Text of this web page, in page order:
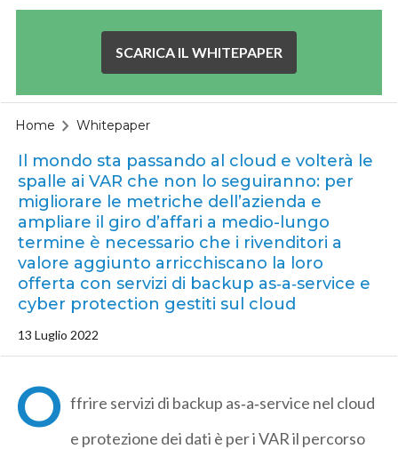
SCARICA IL WHITEPAPER
Home Whitepaper
Il mondo sta passando al cloud e volterà le
spalle ai VAR che non lo seguiranno: per
migliorare le metriche dell’azienda e
ampliare il giro d’affari a medio-lungo
termine è necessario che i rivenditori a
valore aggiunto arricchiscano la loro
offerta con servizi di backup as‑a‑service e
cyber protection gestiti sul cloud
13 Luglio 2022
O ffrire servizi di backup as‑a‑service nel cloud
e protezione dei dati è per i VAR il percorso